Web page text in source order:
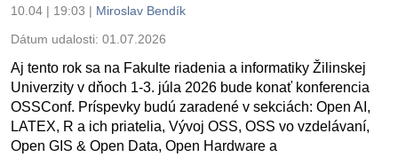
10.04 | 19:03 | Miroslav Bendík
Dátum udalosti: 01.07.2026
Aj tento rok sa na Fakulte riadenia a informatiky Žilinskej
Univerzity v dňoch 1-3. júla 2026 bude konať konferencia
OSSConf. Príspevky budú zaradené v sekciách: Open AI,
LATEX, R a ich priatelia, Vývoj OSS, OSS vo vzdelávaní,
Open GIS & Open Data, Open Hardware a